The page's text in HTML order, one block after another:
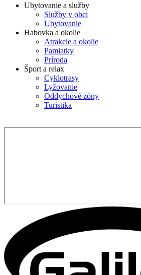
Ubytovanie a služby
Služby v obci
Ubytovanie
Habovka a okolie
Atrakcie a okolie
Pamiatky
Príroda
Šport a relax
Cyklotrasy
Lyžovanie
Oddychové zóny
Turistika